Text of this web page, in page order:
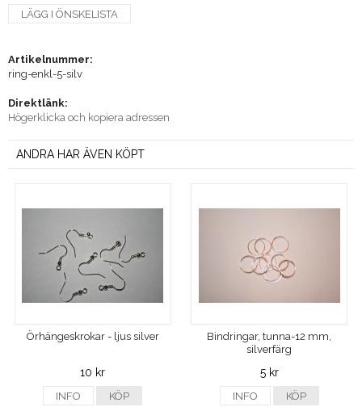
LÄGG I ÖNSKELISTA
Artikelnummer:
ring-enkl-5-silv
Direktlänk:
Högerklicka och kopiera adressen
ANDRA HAR ÄVEN KÖPT
Örhängeskrokar - ljus silver
10 kr
INFO KÖP
Bindringar, tunna-12 mm,
silverfärg
5 kr
INFO KÖP